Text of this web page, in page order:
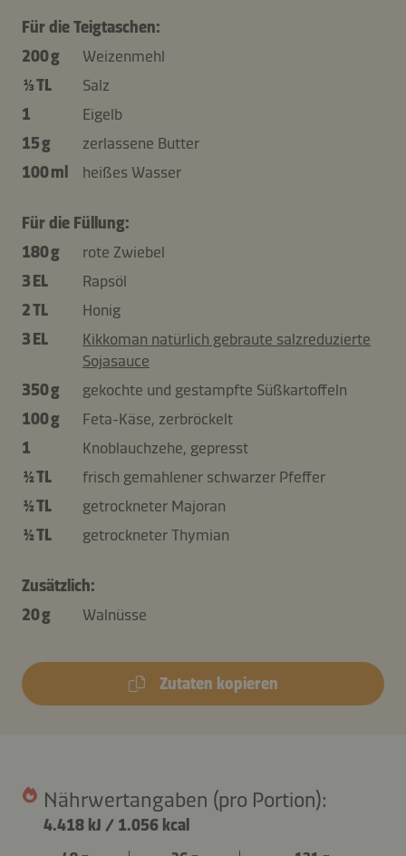
Für die Teigtaschen:
200 g
Weizenmehl
⅓ TL
Salz
1
Eigelb
15 g
zerlassene Butter
100 ml
heißes Wasser
Für die Füllung:
180 g
rote Zwiebel
3 EL
Rapsöl
2 TL
Honig
3 EL
Kikkoman natürlich gebraute salzreduzierte
Sojasauce
350 g
gekochte und gestampfte Süßkartoffeln
100 g
Feta-Käse, zerbröckelt
1
Knoblauchzehe, gepresst
½ TL
frisch gemahlener schwarzer Pfeffer
½ TL
getrockneter Majoran
½ TL
getrockneter Thymian
Zusätzlich:
20 g
Walnüsse
Zutaten kopieren
Nährwertangaben (pro Portion):
4.418 kJ / 1.056 kcal